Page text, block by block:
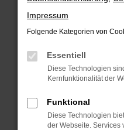
Laden andere
deine
Prüfe deine
Manche
können das
anderen Browser
Fenster?
Impressum
Folgende Kategorien von
Essentiell
Diese Technologien
Kernfunktionalität der
Funktional
Diese Technologien
der Webseite. Services